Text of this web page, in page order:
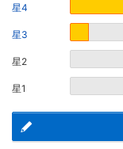
星4
星3
星2
星1